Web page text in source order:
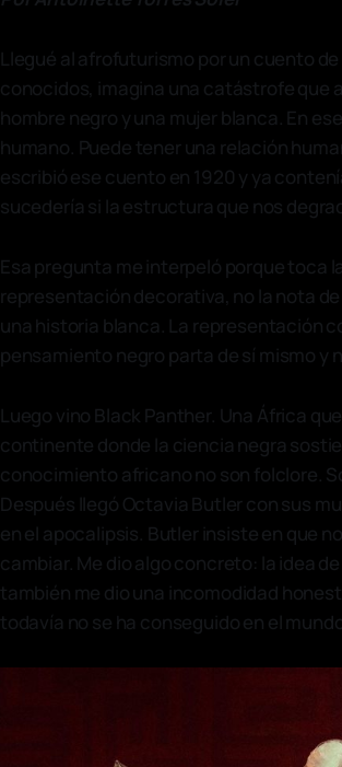
Llegué al afrofuturismo por un cuento
conocidos, imagina una catástrofe que
hombre negro y una mujer blanca. En
humano. Puede tener una relación
escribió ese cuento en 1920 y ya
sucedería si la estructura que nos
Esa pregunta me interpeló porque toca
representación decorativa, no la nota
una historia blanca. La representación
pensamiento negro parta de sí mismo
Luego vino Black Panther. Una África
continente donde la ciencia negra
conocimiento africano no son folclore.
Después llegó Octavia Butler con sus
en el apocalipsis. Butler insiste en que
cambiar. Me dio algo concreto: la idea
también me dio una incomodidad
todavía no se ha conseguido en el